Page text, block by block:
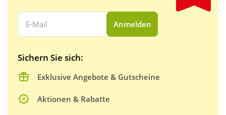
Ihre E-Mail Adresse:
Anmelden
Sichern Sie sich:
Exklusive Angebote & Gutscheine
Aktionen & Rabatte